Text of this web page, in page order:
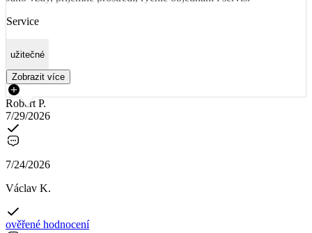
Service
užitečné
Zobrazit více
Robert P.
7/29/2026
7/24/2026
Václav K.
ověřené hodnocení